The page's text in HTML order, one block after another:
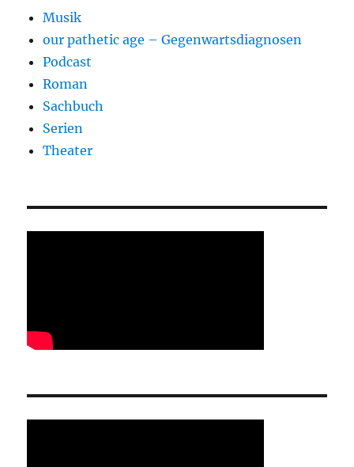
Musik
our pathetic age – Gegenwartsdiagnosen
Podcast
Roman
Sachbuch
Serien
Theater